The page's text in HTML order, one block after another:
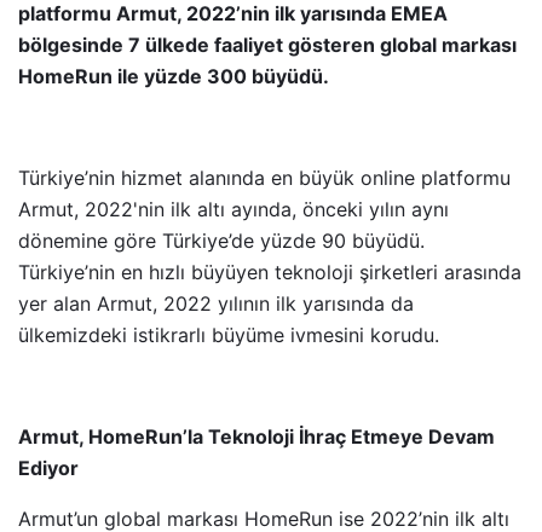
platformu Armut, 2022’nin ilk yarısında EMEA
bölgesinde 7 ülkede faaliyet gösteren global markası
HomeRun ile yüzde 300 büyüdü.
Türkiye’nin hizmet alanında en büyük online platformu
Armut, 2022'nin ilk altı ayında, önceki yılın aynı
dönemine göre Türkiye’de yüzde 90 büyüdü.
Türkiye’nin en hızlı büyüyen teknoloji şirketleri arasında
yer alan Armut, 2022 yılının ilk yarısında da
ülkemizdeki istikrarlı büyüme ivmesini korudu.
Armut, HomeRun’la Teknoloji İhraç Etmeye Devam
Ediyor
Armut’un global markası HomeRun ise 2022’nin ilk altı